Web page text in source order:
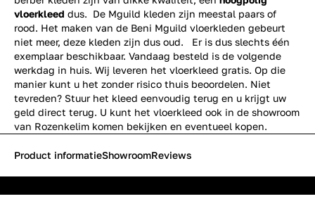
vloerkleed dus. De Mguild kleden zijn meestal paars of
rood. Het maken van de Beni Mguild vloerkleden gebeurt
niet meer, deze kleden zijn dus oud. Er is dus slechts één
exemplaar beschikbaar. Vandaag besteld is de volgende
werkdag in huis. Wij leveren het vloerkleed gratis. Op die
manier kunt u het zonder risico thuis beoordelen. Niet
tevreden? Stuur het kleed eenvoudig terug en u krijgt uw
geld direct terug. U kunt het vloerkleed ook in de showroom
van Rozenkelim komen bekijken en eventueel kopen.
Product informatieShowroomReviews